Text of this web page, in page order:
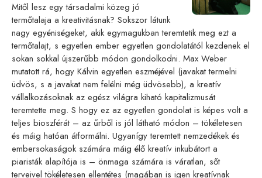
Mitől lesz egy társadalmi közeg jó
termőtalaja a kreativitásnak? Sokszor látunk
nagy egyéniségeket, akik egymagukban teremtetik meg ezt a
termőtalajt, s egyetlen ember egyetlen gondolatától kezdenek el
sokan sokkal újszerűbb módon gondolkodni. Max Weber
mutatott rá, hogy Kálvin egyetlen eszméjével (javakat termelni
üdvös, s a javakat nem felélni még üdvösebb), a kreatív
vállalkozásoknak az egész világra kiható kapitalizmusát
teremtette meg. S hogy ez az egyetlen gondolat is képes volt a
teljes bioszférát – az űrből is jól látható módon – tökéletesen
és máig hatóan átformálni. Ugyanígy teremtett nemzedékek és
embersokaságok számára máig élő kreatív inkubátort a
piaristák alapítója is – önmaga számára is váratlan, sőt
terveivel tökéletesen ellentétes (magában is igen kreatívnak